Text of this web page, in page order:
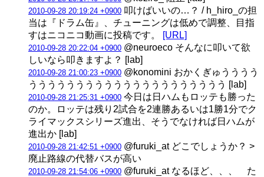
2010-09-28 20:19:24 +0900 叩けばいいの…？ / h_hiro_の担
当は『ドラム缶』、チューニングは低めで調整、目指
すはニコニコ動画に投稿です。
[URL]
2010-09-28 20:22:04 +0900 @neuroeco そんなに叩いて欲
しいなら叩きますよ？ [lab]
2010-09-28 21:00:23 +0900 @konomini おかくぎゅうううう
ううううううううううううううううううううう [lab]
2010-09-28 21:25:31 +0900 今日は日ハムもロッテも勝った
のか。ロッテは残り2試合を2連勝あるいは1勝1分でク
ライマックスシリーズ進出、そうでなければ日ハムが
進出か [lab]
2010-09-28 21:42:51 +0900 @furuki_at どこでしょうか？ >
廃止路線の代替バスが高い
2010-09-28 21:54:06 +0900 @furuki_at なるほど、、、 た